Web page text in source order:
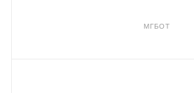
МГБОТ